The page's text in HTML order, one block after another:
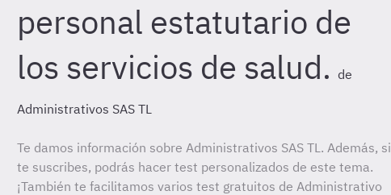
personal estatutario de
los servicios de salud. de
Administrativos SAS TL
Te damos información sobre Administrativos SAS TL. Además, si
te suscribes, podrás hacer test personalizados de este tema.
¡También te facilitamos varios test gratuitos de Administrativo